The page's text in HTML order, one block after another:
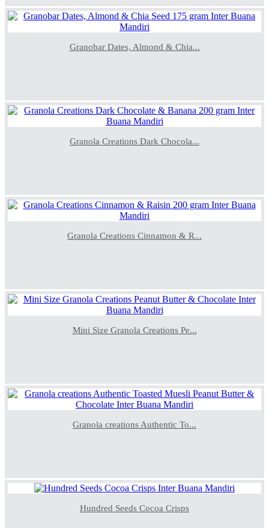
Granobar Dates, Almond & Chia...
Granola Creations Dark Chocola...
Granola Creations Cinnamon & R...
Mini Size Granola Creations Pe...
Granola creations Authentic To...
Hundred Seeds Cocoa Crisps